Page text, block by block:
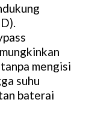
mengisi
suhu
baterai